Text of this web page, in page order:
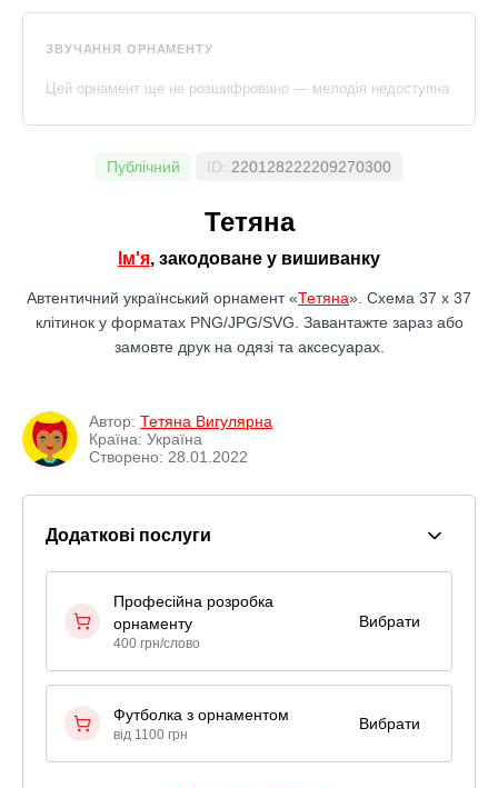
ЗВУЧАННЯ ОРНАМЕНТУ
Цей орнамент ще не розшифровано — мелодія недоступна
Публічний ID: 220128222209270300
Тетяна
Ім'я, закодоване у вишиванку
Автентичний український орнамент «Тетяна». Схема 37 x 37
клітинок у форматах PNG/JPG/SVG. Завантажте зараз або
замовте друк на одязі та аксесуарах.
Автор: Тетяна Вигулярна
Країна: Україна
Створено: 28.01.2022
Додаткові послуги
Професійна розробка
орнаменту
400 грн/слово
Вибрати
Футболка з орнаментом
від 1100 грн
Вибрати